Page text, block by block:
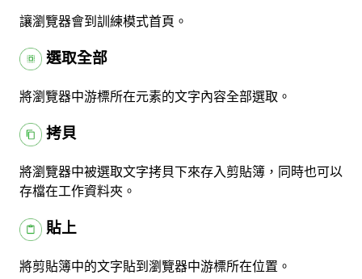
讓瀏覽器會到訓練模式首頁。
選取全部
將瀏覽器中游標所在元素的文字內容全部選取。
拷貝
將瀏覽器中被選取文字拷貝下來存入剪貼簿，同時也可以
存檔在工作資料夾。
貼上
將剪貼簿中的文字貼到瀏覽器中游標所在位置。